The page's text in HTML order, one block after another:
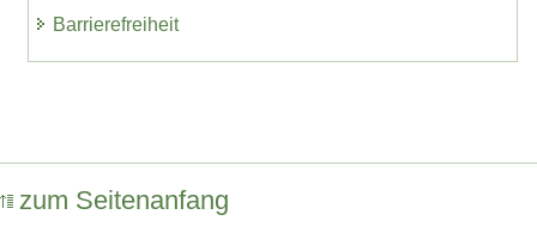
Barrierefreiheit
zum Seitenanfang